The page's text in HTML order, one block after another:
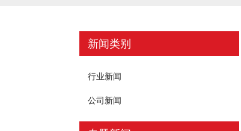
新闻类别
行业新闻
公司新闻